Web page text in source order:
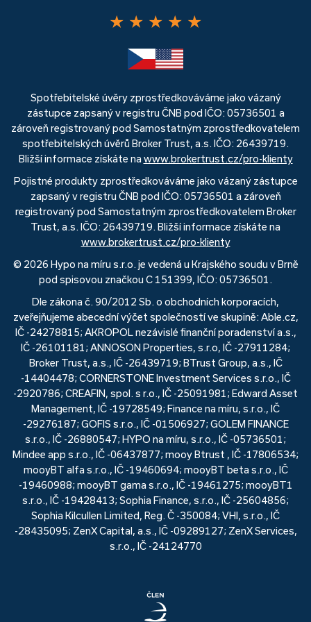
★ ★ ★ ★ ★
Spotřebitelské úvěry zprostředkováváme jako vázaný
zástupce zapsaný v registru ČNB pod IČO: 05736501 a
zároveň registrovaný pod Samostatným zprostředkovatelem
spotřebitelských úvěrů Broker Trust, a.s. IČO: 26439719.
Bližší informace získáte na www.brokertrust.cz/pro-klienty
Pojistné produkty zprostředkováváme jako vázaný zástupce
zapsaný v registru ČNB pod IČO: 05736501 a zároveň
registrovaný pod Samostatným zprostředkovatelem Broker
Trust, a.s. IČO: 26439719. Bližší informace získáte na
www.brokertrust.cz/pro-klienty
© 2026 Hypo na míru s.r.o. je vedená u Krajského soudu v Brně
pod spisovou značkou C 151399, IČO: 05736501.
Dle zákona č. 90/2012 Sb. o obchodních korporacích,
zveřejňujeme abecední výčet společností ve skupině: Able.cz,
IČ -24278815; AKROPOL nezávislé finanční poradenství a.s.,
IČ -26101181; ANNOSON Properties, s.r.o, IČ -27911284;
Broker Trust, a.s., IČ -26439719; BTrust Group, a.s., IČ
-14404478; CORNERSTONE Investment Services s.r.o., IČ
-2920786; CREAFIN, spol. s r.o., IČ -25091981; Edward Asset
Management, IČ -19728549; Finance na míru, s.r.o., IČ
-29276187; GOFIS s.r.o., IČ -01506927; GOLEM FINANCE
s.r.o., IČ -26880547; HYPO na míru, s.r.o., IČ -05736501;
Mindee app s.r.o., IČ -06437877; mooy Btrust , IČ -17806534;
mooyBT alfa s.r.o., IČ -19460694; mooyBT beta s.r.o., IČ
-19460988; mooyBT gama s.r.o., IČ -19461275; mooyBT1
s.r.o., IČ -19428413; Sophia Finance, s.r.o., IČ -25604856;
Sophia Kilcullen Limited, Reg. Č -350084; VHI, s.r.o., IČ
-28435095; ZenX Capital, a.s., IČ -09289127; ZenX Services,
s.r.o., IČ -24124770